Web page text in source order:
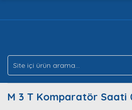
M 3 T Komparatör Saati